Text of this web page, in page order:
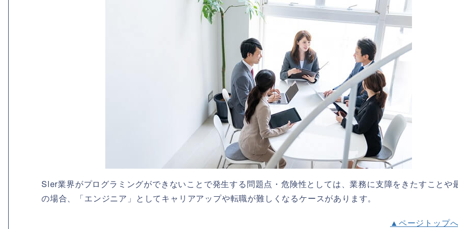
Sler業界がプログラミングができないことで発生する問題点・危険性としては、業務に支障をきたすことや
の場合、「エンジニア」としてキャリアアップや転職が難しくなるケースがあります。
▲ページトップ